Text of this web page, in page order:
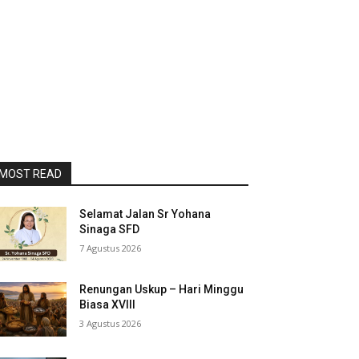
READ
Selamat Jalan Sr Yohana
Sinaga SFD
7 Agustus 2026
Renungan Uskup – Hari Minggu
Biasa XVIII
3 Agustus 2026